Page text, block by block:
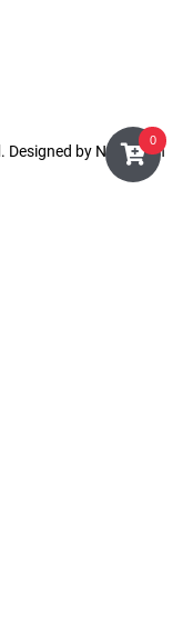
. Designed by Nasani.vn
0